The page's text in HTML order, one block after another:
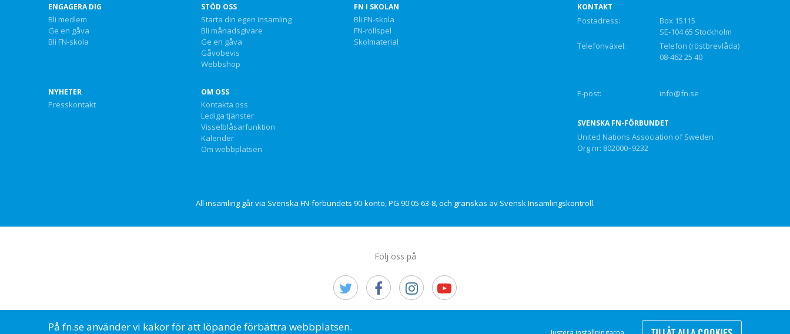
ENGAGERA DIG
Bli medlem
Ge en gåva
Bli FN-skola
STÖD OSS
Starta din egen insamling
Bli månadsgivare
Ge en gåva
Gåvobevis
Webbshop
FN I SKOLAN
Bli FN-skola
FN-rollspel
Skolmaterial
NYHETER
Presskontakt
OM OSS
Kontakta oss
Lediga tjänster
Visselblåsarfunktion
Kalender
Om webbplatsen
KONTAKT
Postadress:
Box 15115
SE-104 65 Stockholm
Telefonväxel:
Telefon (röstbrevlåda)
08-462 25 40
E-post: info@fn.se
SVENSKA FN-FÖRBUNDET
United Nations Association of Sweden
Org.nr: 802000–9232
All insamling går via Svenska FN-förbundets 90-konto, PG 90 05 63-8, och granskas av Svensk Insamlingskontroll.
Följ oss på
På fn.se använder vi kakor för att löpande förbättra webbplatsen.